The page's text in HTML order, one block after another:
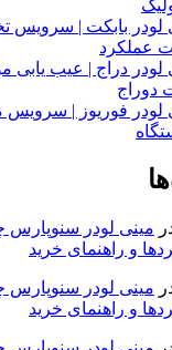
لودر بابکت | سرویس
عملکرد
لودر دراج | عیب یابی
دوراج
لودر فوریوز | سرویس